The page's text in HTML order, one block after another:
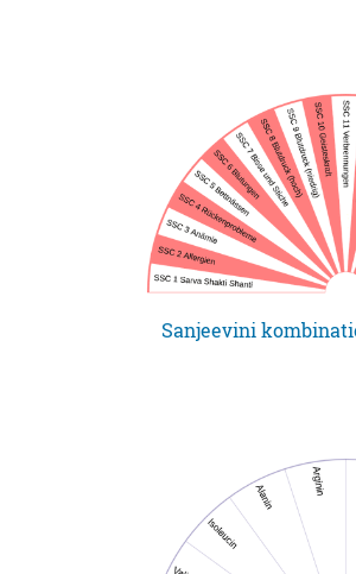
Sanjeevini